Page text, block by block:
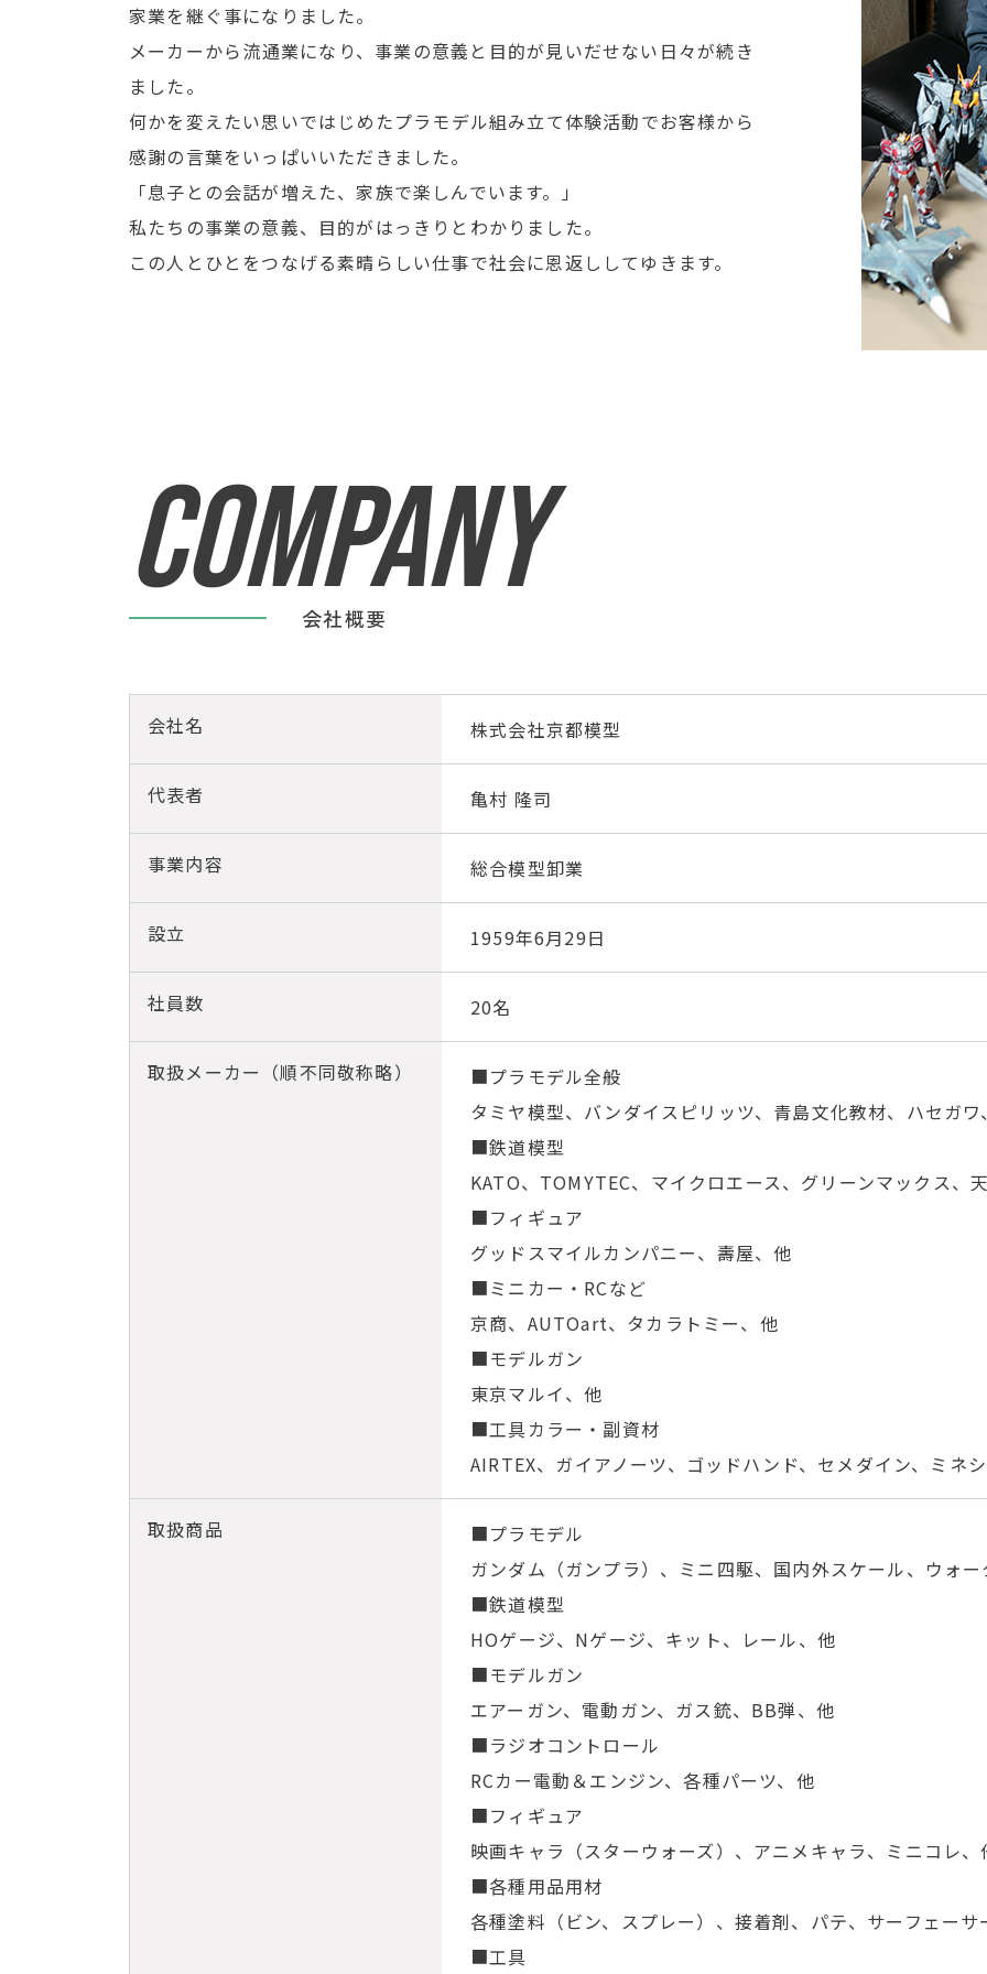
家業を継ぐ事になりました。
メーカーから流通業になり、事業の意義と目的が見いだせない日々が続き
ました。
何かを変えたい思いではじめたプラモデル組み立て体験活動でお客様から
感謝の言葉をいっぱいいただきました。
「息子との会話が増えた、家族で楽しんでいます。」
私たちの事業の意義、目的がはっきりとわかりました。
この人とひとをつなげる素晴らしい仕事で社会に恩返ししてゆきます。
COMPANY
会社概要
会社名 株式会社京都模型
代表者 亀村 隆司
事業内容 総合模型卸業
設立 1959年6月29日
社員数 20名
取扱メーカー（順不同敬称略）
■プラモデル全般
タミヤ模型、バンダイスピリッツ、青島文化教材、ハセガ
■鉄道模型
KATO、TOMYTEC、マイクロエース、グリーンマックス、
■フィギュア
グッドスマイルカンパニー、壽屋、他
■ミニカー・RCなど
京商、AUTOart、タカラトミー、他
■モデルガン
東京マルイ、他
■工具カラー・副資材
AIRTEX、ガイアノーツ、ゴッドハンド、セメダイン、ミネシ
取扱商品
■プラモデル
ガンダム（ガンプラ）、ミニ四駆、国内外スケール、ウォ
■鉄道模型
HOゲージ、Nゲージ、キット、レール、他
■モデルガン
エアーガン、電動ガン、ガス銃、BB弾、他
■ラジオコントロール
RCカー電動＆エンジン、各種パーツ、他
■フィギュア
映画キャラ（スターウォーズ）、アニメキャラ、ミニコレ、
■各種用品用材
各種塗料（ビン、スプレー）、接着剤、パテ、サーフェーサ
■工具